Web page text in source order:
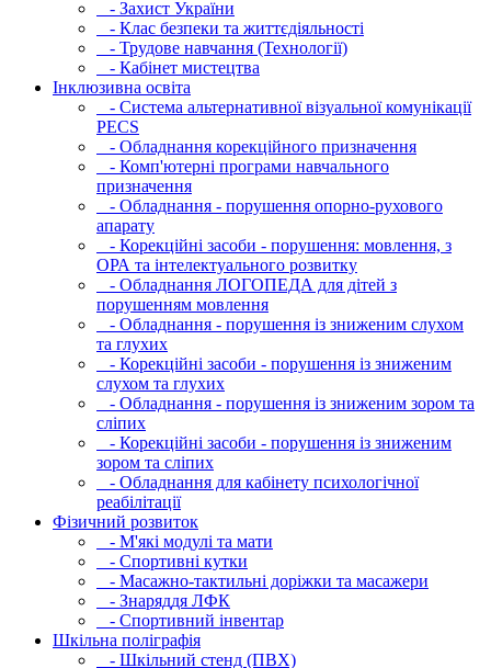
- Захист України
- Клас безпеки та життєдіяльності
- Трудове навчання (Технології)
- Кабінет мистецтва
Інклюзивна освіта
- Система альтернативної візуальної комунікації
PECS
- Обладнання корекційного призначення
- Комп'ютерні програми навчального
призначення
- Обладнання - порушення опорно-рухового
апарату
- Корекційні засоби - порушення: мовлення, з
ОРА та інтелектуального розвитку
- Обладнання ЛОГОПЕДА для дітей з
порушенням мовлення
- Обладнання - порушення із зниженим слухом
та глухих
- Корекційні засоби - порушення із зниженим
слухом та глухих
- Обладнання - порушення із зниженим зором та
сліпих
- Корекційні засоби - порушення із зниженим
зором та сліпих
- Обладнання для кабінету психологічної
реабілітації
Фізичний розвиток
- М'які модулi та мати
- Спортивні кутки
- Масажно-тактильні доріжки та масажери
- Знаряддя ЛФК
- Спортивний інвентар
Шкільна поліграфія
- Шкільний стенд (ПВХ)